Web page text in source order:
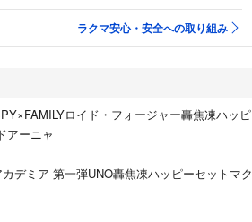
ラクマ安心・安全への取り組み
ロイド・フォージャー轟焦凍ハッピ
アーニャ
カデミア 第一弾UNO轟焦凍ハッピーセットマク